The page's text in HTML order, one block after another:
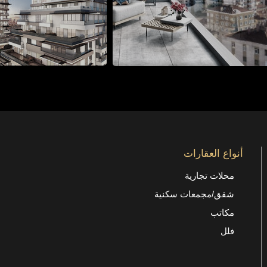
أنواع العقارات
محلات تجارية
شقق/مجمعات سكنية
مكاتب
فلل